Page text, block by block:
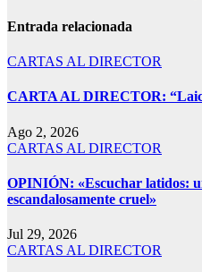
Entrada relacionada
CARTAS AL DIRECTOR
CARTA AL DIRECTOR:
Ago 2, 2026
CARTAS AL DIRECTOR
OPINIÓN: «Escuchar latidos:
escandalosamente cruel»
Jul 29, 2026
CARTAS AL DIRECTOR